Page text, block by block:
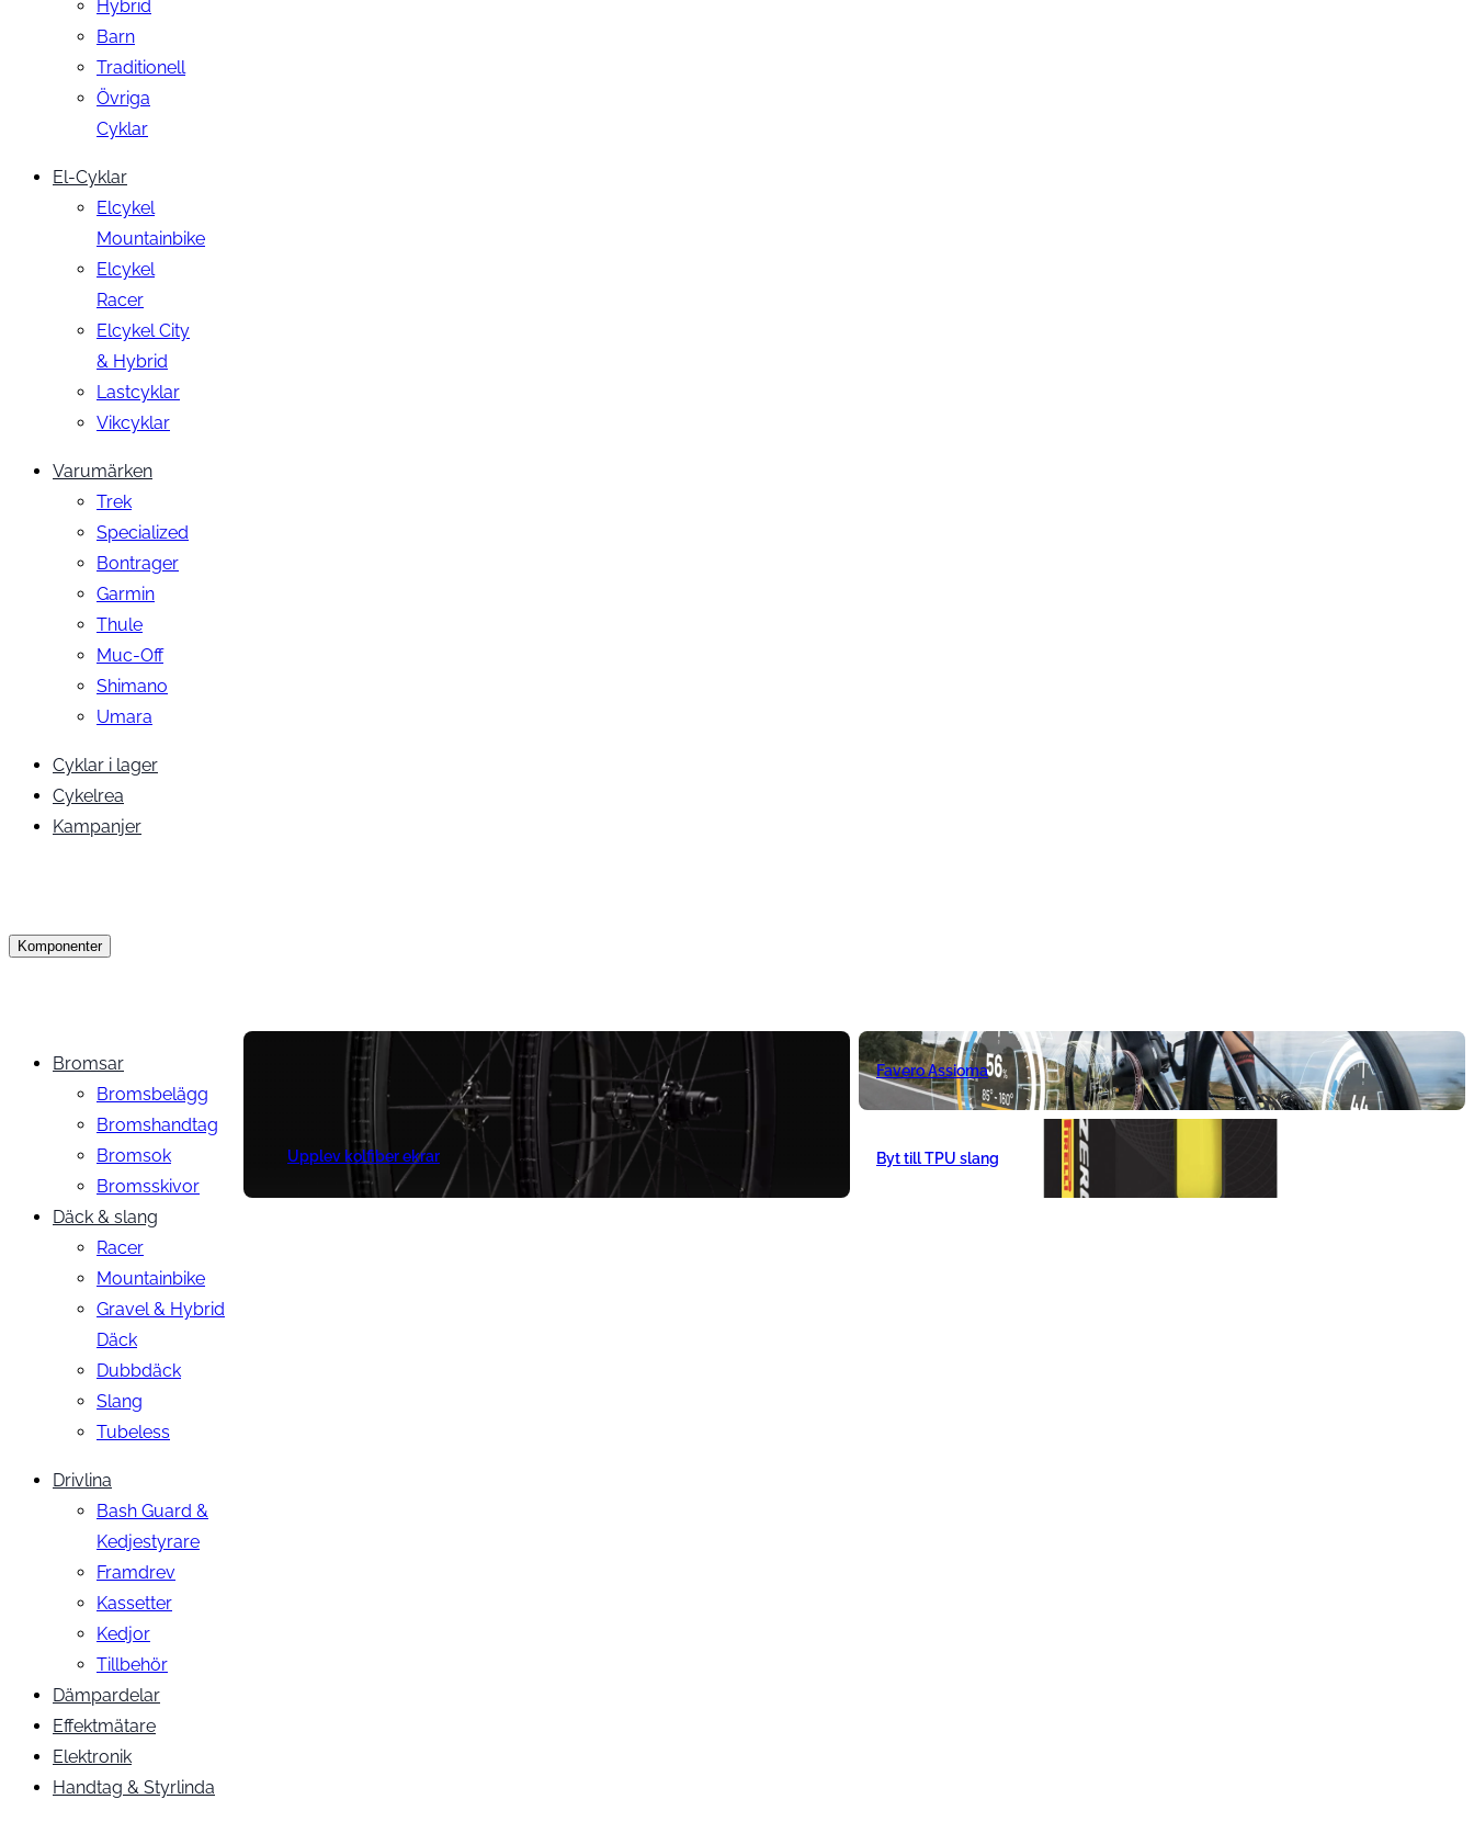
Hybrid
Barn
Traditionell
Övriga
Cyklar
El-Cyklar
Elcykel
Mountainbike
Elcykel
Racer
Elcykel City
& Hybrid
Lastcyklar
Vikcyklar
Varumärken
Trek
Specialized
Bontrager
Garmin
Thule
Muc-Off
Shimano
Umara
Cyklar i lager
Cykelrea
Kampanjer
Komponenter
Bromsar
Bromsbelägg
Bromshandtag
Bromsok
Bromsskivor
Däck & slang
Racer
Mountainbike
Gravel & Hybrid
Däck
Dubbdäck
Slang
Tubeless
Drivlina
Bash Guard &
Kedjestyrare
Framdrev
Kassetter
Kedjor
Tillbehör
Dämpardelar
Effektmätare
Elektronik
Handtag & Styrlinda
Upplev kolfiber ekrar
Favero Assioma
Byt till TPU slang